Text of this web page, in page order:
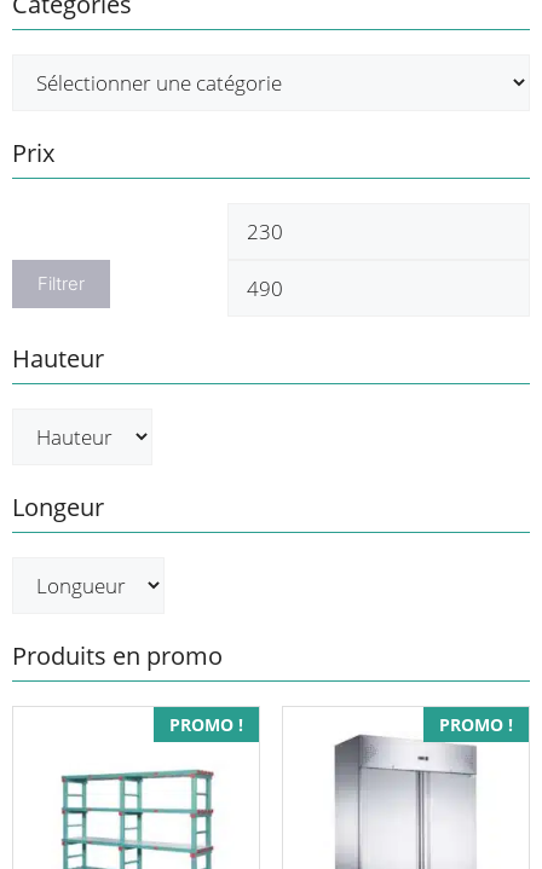
Prix
Prix
Filtrer
Hauteur
Longeur
Produits en promo
PROMO ! PROMO !